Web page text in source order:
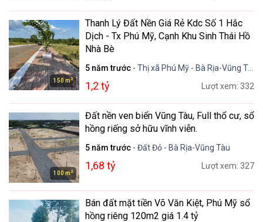
150 m2
Thanh Lý Đất Nền Giá Rẻ Kdc Số 1 Hắc
Dịch - Tx Phú Mỹ, Cạnh Khu Sinh Thái Hồ
Nhà Bè
5 năm trước - Thị xã Phú Mỹ - Bà Rịa-Vũng Tàu
1,2 tỷ Lượt xem: 332
100 m 2
Đất nền ven biển Vũng Tàu, Full thổ cư, sổ
hồng riếng sở hữu vĩnh viễn.
5 năm trước - Đất Đỏ - Bà Rịa-Vũng Tàu
1,68 tỷ Lượt xem: 327
Bán đất mặt tiền Võ Văn Kiệt, Phú Mỹ sổ
hồng riêng 120m2 giá 1.4 tỷ